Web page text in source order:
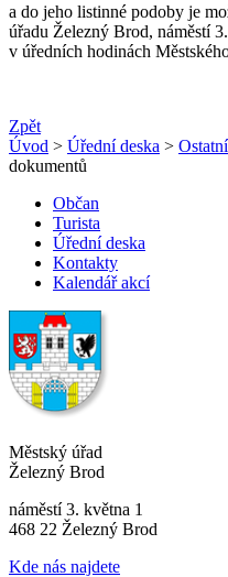
a do jeho listinné podoby je
úřadu Železný Brod, náměstí
v úředních hodinách
Zpět
Úvod > Úřední deska > Ostatní
dokumentů
Občan
Turista
Úřední deska
Kontakty
Kalendář akcí
Městský úřad
Železný Brod
náměstí 3. května 1
468 22 Železný Brod
Kde nás najdete